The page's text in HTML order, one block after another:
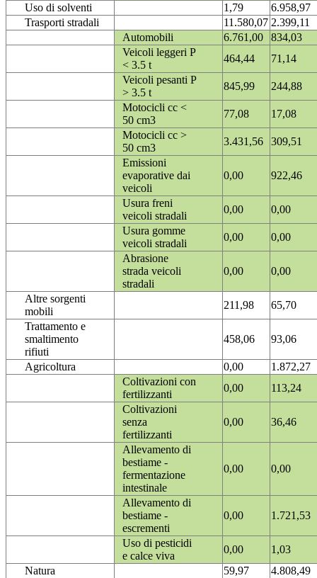
Uso di solventi 1,79
6.958,97
Trasporti stradali
11.580,07 2.399,11
Automobili
6.761,00
834,03
Veicoli leggeri P
< 3.5 t
464,44
71,14
Veicoli pesanti P
> 3.5 t
845,99
244,88
Motocicli cc <
50 cm3
77,08
17,08
Motocicli cc >
50 cm3
3.431,56
309,51
Emissioni
evaporative dai
veicoli
0,00 922,46
Usura freni
veicoli stradali
0,00
0,00
Usura gomme
veicoli stradali
0,00
0,00
Abrasione
strada veicoli
stradali
0,00 0,00
Altre sorgenti
mobili
211,98
65,70
Trattamento e
smaltimento
rifiuti
458,06 93,06
Agricoltura 0,00
1.872,27
Coltivazioni con
fertilizzanti
0,00
113,24
Coltivazioni
senza
fertilizzanti
0,00 36,46
Allevamento di
bestiame -
fermentazione
intestinale
0,00 0,00
Allevamento di
bestiame -
escrementi
0,00 1.721,53
Uso di pesticidi
e calce viva
0,00
1,03
Natura
59,97 4.808,49